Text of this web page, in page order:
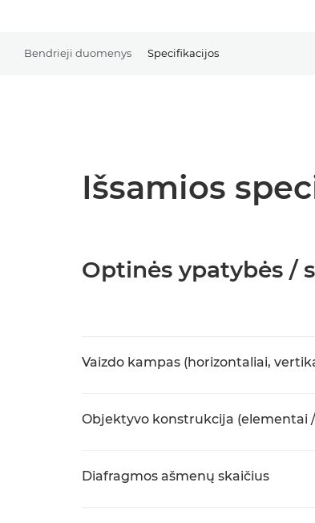
Bendrieji duomenys Specifikacijos
Išsamios
Optinės ypatybės /
Vaizdo kampas (horizontaliai,
Objektyvo konstrukcija (elementai
Diafragmos ašmenų skaičius